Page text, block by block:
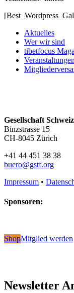
Aktuelles
Wer wir sind
tibetfocus
Veranstaltungen
Gesellschaft
Binzstrasse 15
CH-8045 Zürich
+41 44 451 38 38
buero@gstf.org
Impressum •
Sponsoren:
ShopMitglied werden
Newsletter